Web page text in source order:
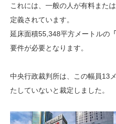
これには、一般の人が有料また
定義されています。
延床面積55,348平方メートルの
要件が必要となります。
中央行政裁判所は、この幅員13
たしていないと裁定しました。